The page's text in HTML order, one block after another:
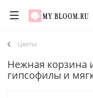
Цветы
Нежная корзина
гипсофилы и